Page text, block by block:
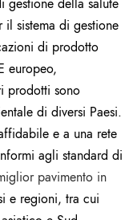
sistema di gestione
di prodotto
europeo,
prodotti sono
di diversi Paesi.
e a una rete
agli standard di
pavimento in
e regioni, tra cui